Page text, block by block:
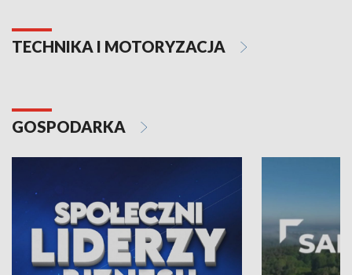
TECHNIKA I MOTORYZACJA
GOSPODARKA